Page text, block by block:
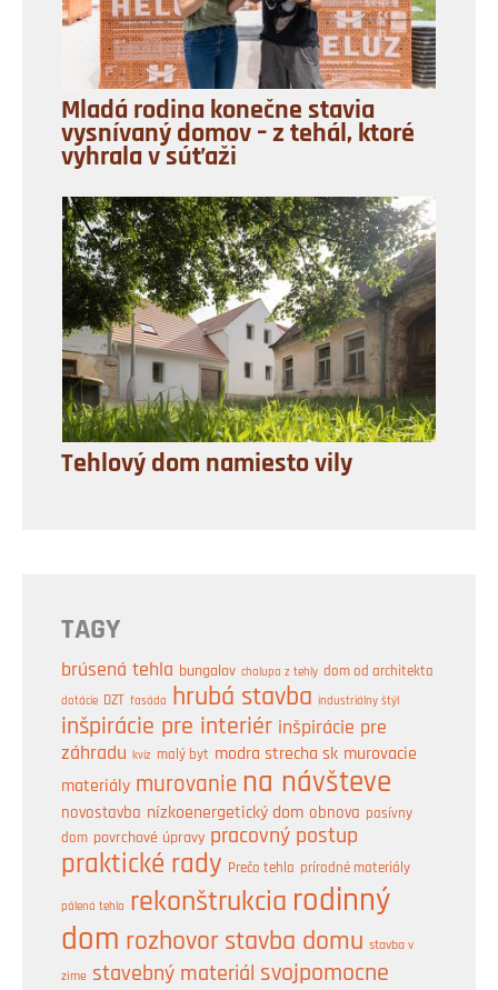
Mladá rodina konečne stavia
vysnívaný domov – z tehál, ktoré
vyhrala v súťaži
Tehlový dom namiesto vily
TAGY
brúsená tehla bungalov chalupa z tehly dom od architekta
dotácie DZT fasáda hrubá stavba industriálny štýl
inšpirácie pre interiér inšpirácie pre
záhradu kvíz malý byt modra strecha sk murovacie
materiály murovanie na návšteve
novostavba nízkoenergetický dom obnova pasívny
dom povrchové úpravy pracovný postup
praktické rady Prečo tehla prírodné materiály
pálená tehla rekonštrukcia rodinný
dom rozhovor stavba domu stavba v
zime stavebný materiál svojpomocne